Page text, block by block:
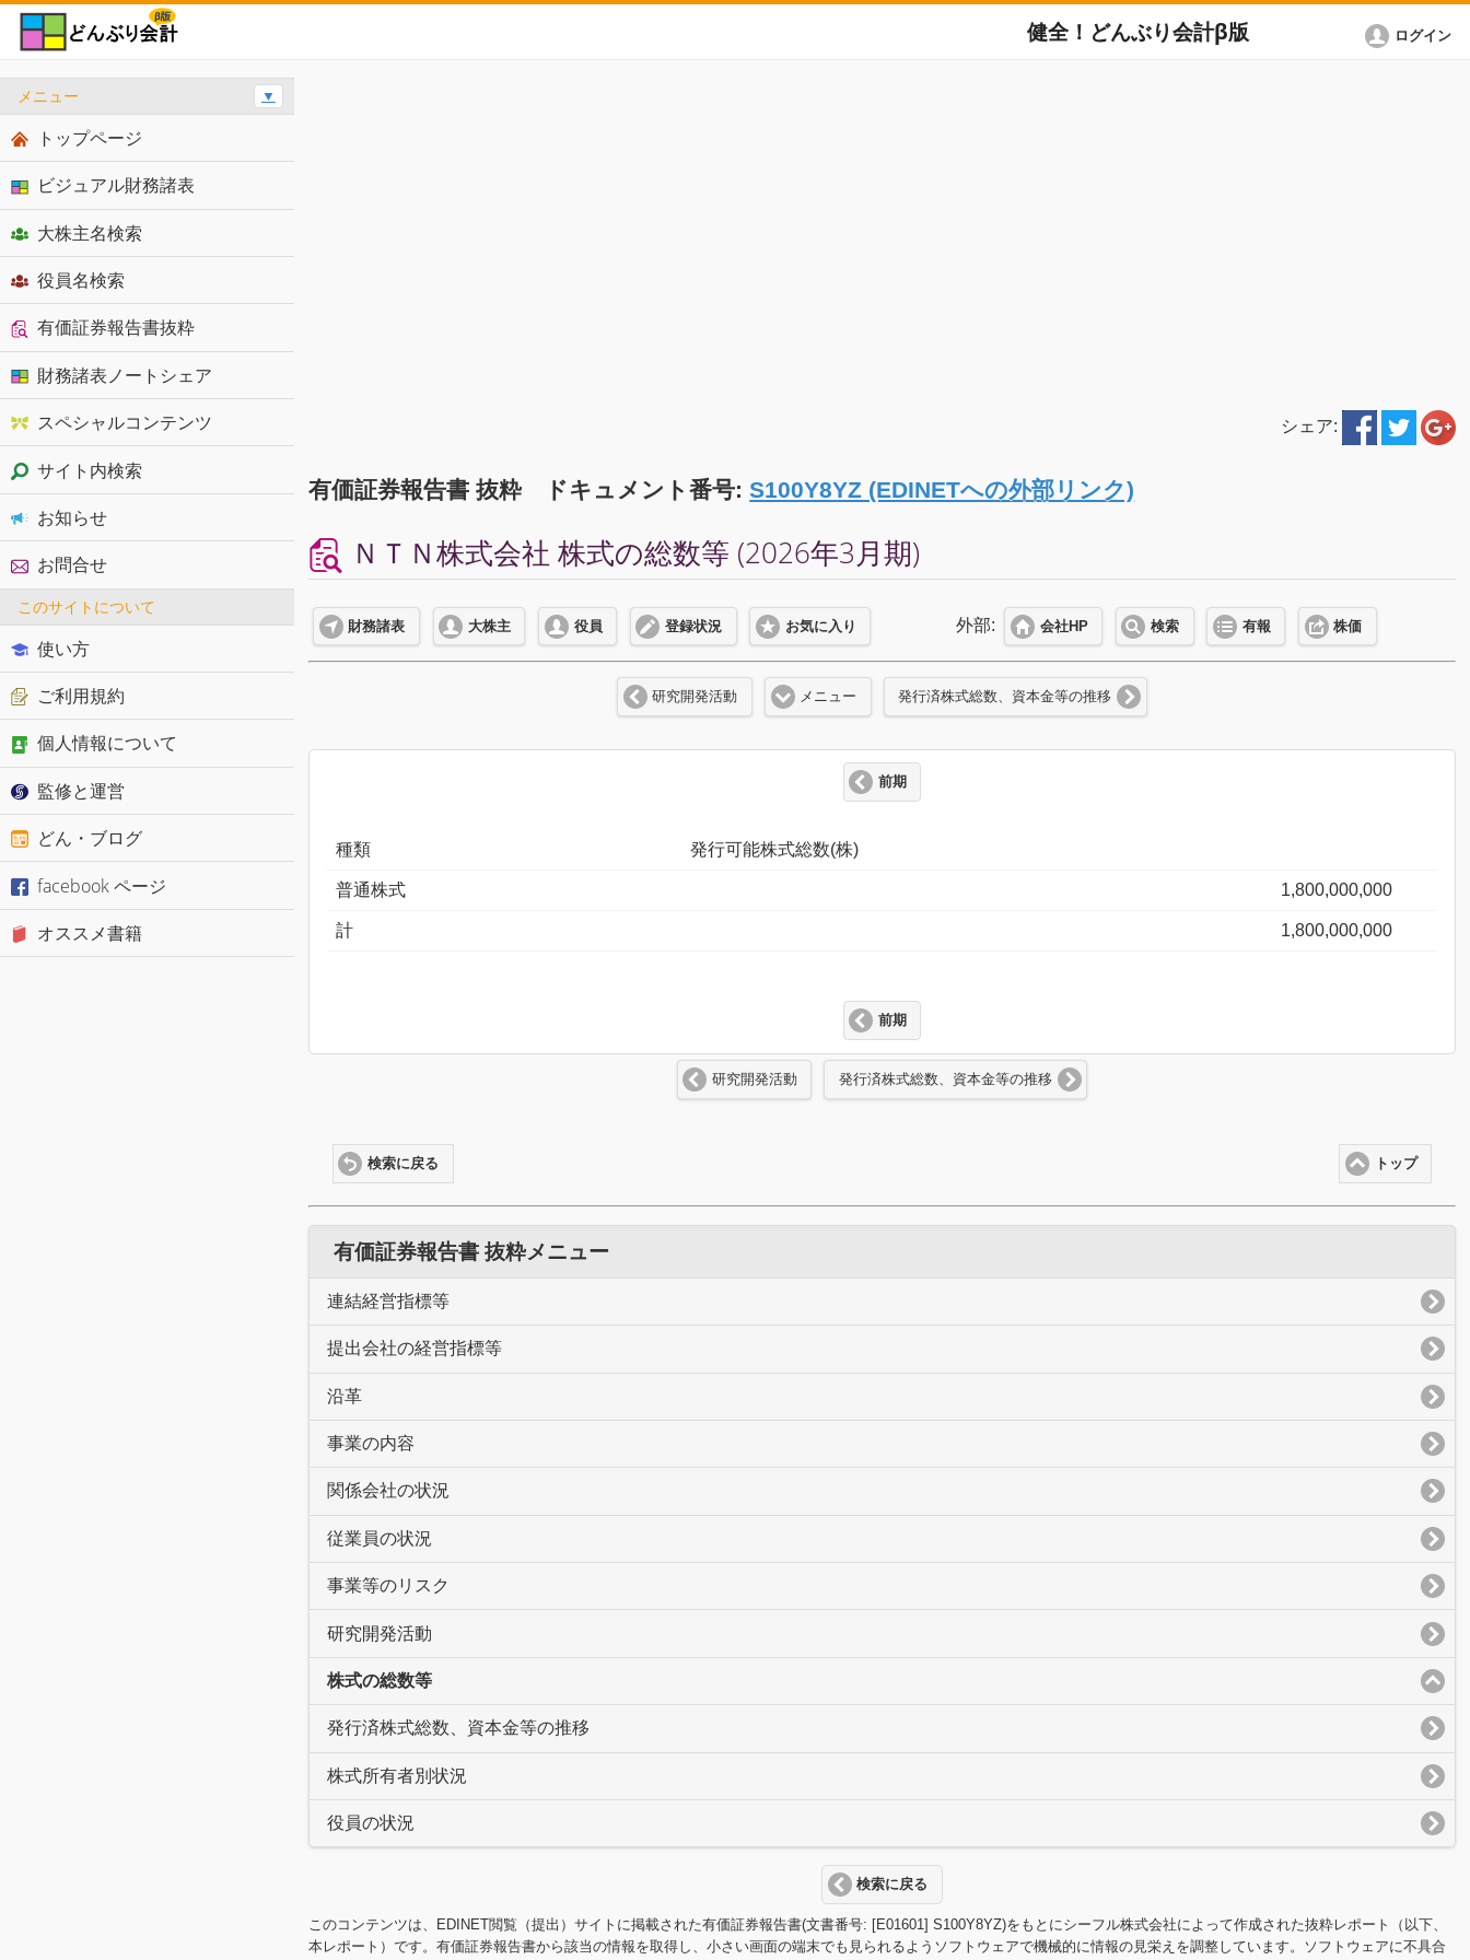
健全！どんぶり会計β版 ログイン
シェア:
有価証券報告書 抜粋 ドキュメント番号:S100Y8YZ (EDINETへの外部リンク)
ＮＴＮ株式会社 株式の総数等 (2026年3月期)
財務諸表 大株主 役員 登録状況 お気に入り 外部: 会社HP 検索 有報 株価
研究開発活動 メニュー 発行済株式総数、資本金等の推移
前期
種類 発行可能株式総数(株)
普通株式 1,800,000,000
計 1,800,000,000
前期
研究開発活動 発行済株式総数、資本金等の推移
トップ
検索に戻る
有価証券報告書 抜粋メニュー
連結経営指標等
提出会社の経営指標等
沿革
事業の内容
関係会社の状況
従業員の状況
事業等のリスク
研究開発活動
株式の総数等
発行済株式総数、資本金等の推移
株式所有者別状況
役員の状況
検索に戻る
このコンテンツは、EDINET閲覧（提出）サイトに掲載された有価証券報告書(文書番号: [E01601] S100Y8YZ)をもとにシーフル株式会社によって作成された抜粋レポート（以下、
本レポート）です。有価証券報告書から該当の情報を取得し、小さい画面の端末でも見られるようソフトウェアで機械的に情報の見栄えを調整しています。ソフトウェアに不具合
メニュー ▼
トップページ
ビジュアル財務諸表
大株主名検索
役員名検索
有価証券報告書抜粋
財務諸表ノートシェア
スペシャルコンテンツ
サイト内検索
お知らせ
お問合せ
このサイトについて
使い方
ご利用規約
個人情報について
監修と運営
どん・ブログ
facebook ページ
オススメ書籍